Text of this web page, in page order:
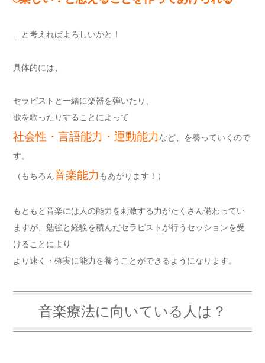
…と考えればよろしいかと！
具体的には、
セラピストと一緒に楽器を弾いたり、
歌を歌ったりすることによって
社会性・言語能力・運動能力など、を養っていくので
す。
（もちろん音楽能力 もあがります！）
もともと音楽には人の能力を刺激する力がたくさん備わってい
ますが、勉強と経験を積んだセラピストが行うセッションを受
けることにより
より速く・確実に能力を養うことができるようになります。
音楽療法に向いている人は？